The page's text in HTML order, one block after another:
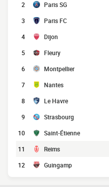
2 Paris SG
3 Paris FC
4 Dijon
5 Fleury
6 Montpellier
7 Nantes
8 Le Havre
9 Strasbourg
10 Saint-Étienne
11 Reims
12
Guingamp